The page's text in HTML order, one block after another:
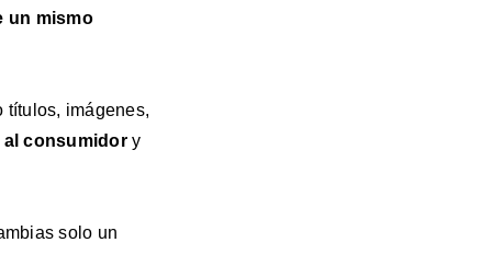
un mismo
títulos, imágenes,
al consumidory
solo un